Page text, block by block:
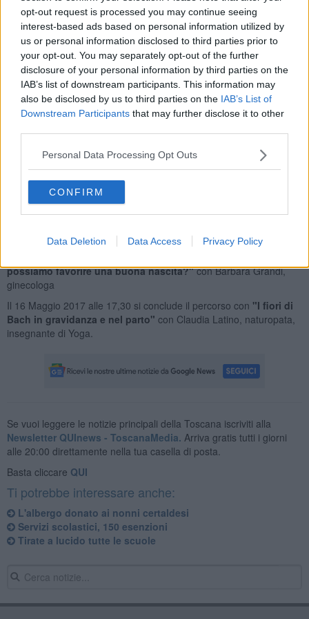
opt-out request is processed you may continue seeing
interest-based ads based on personal information utilized by
us or personal information disclosed to third parties prior to
your opt-out. You may separately opt-out of the further
disclosure of your personal information by third parties on the
IAB’s list of downstream participants. This information may
also be disclosed by us to third parties on the IAB’s List of
Downstream Participants that may further disclose it to other
Personal Data Processing Opt Outs
CONFIRM
Data Deletion Data Access Privacy Policy
vogliono confrontarsi sui temi proposti.Il programma prenderà
il via il 14 Gennaio alle ore 17 dove si parlerà di "Il sonno e i
con Alessandra Bortolotti, psicologa ed esperta del
periodo perinatale.
Il 4 Febbraio alle ore 17 il tema sarà" Mamma e papà: diversa-
Ciampoli, psicologo, psicoterapeuta familiare
Il 18 Febbrao alle ore 17"Come stare coi figli che crescono"
con Giuliana Mieli, psicologa, psicoterapeuta.
Il 18 Marzo alle ore 17"Dalla poppa alla pappa. Come e quando
bisogni del bambino" conAlice Petrini, ostetrica.
possiamo favorire una buona nascita?"con Barbara Grandi,
ginecologa
Il 16 Maggio 2017 alle 17,30 si conclude il percorso con "I fiori di
Bach in gravidanza e nel parto" con Claudia Latino, naturopata,
insegnante di Yoga.
Se vuoi leggere le notizie principali della Toscana iscriviti alla
Newsletter QUInews - ToscanaMedia. Arriva gratis tutti i giorni
alle 20:00 direttamente nella tua casella di posta.
Basta cliccare QUI
Ti potrebbe interessare anche:
​L'albergo donato ai nonni certaldesi
Servizi scolastici, 150 esenzioni
Tirate a lucido tutte le scuole